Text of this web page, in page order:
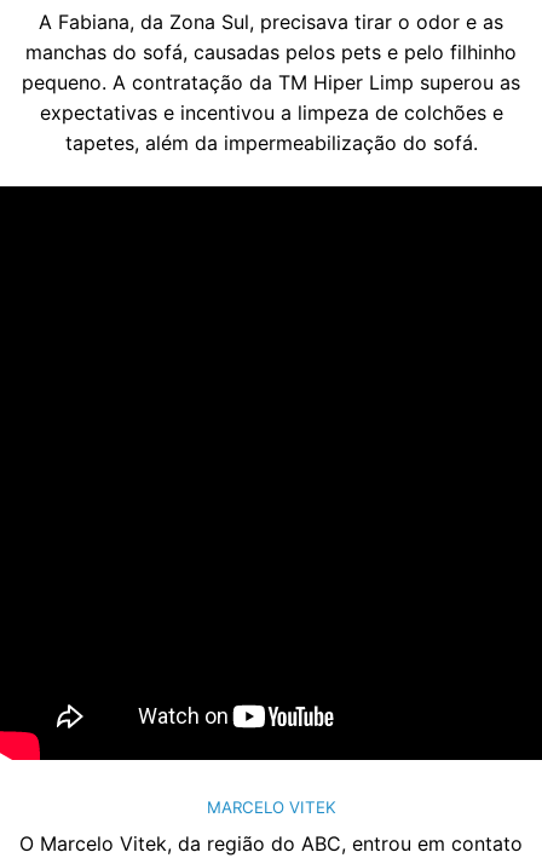
A Fabiana, da Zona Sul, precisava tirar o odor e as
manchas do sofá, causadas pelos pets e pelo filhinho
pequeno. A contratação da TM Hiper Limp superou as
expectativas e incentivou a limpeza de colchões e
tapetes, além da impermeabilização do sofá.
MARCELO VITEK
O Marcelo Vitek, da região do ABC, entrou em contato